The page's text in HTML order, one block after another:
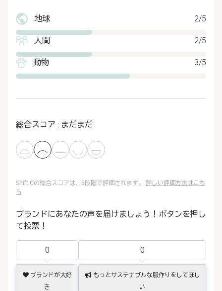
地球 2/5
人間 2/5
動物 3/5
総合スコア : まだまだ
Shift Cの総合スコアは、5段階で評価されます。 詳しい評価方法はこち
ら
ブランドにあなたの声を届けましょう！ボタンを押し
て投票！
0
ブランドが大好
き
0
もっとサステナブルな服作りをしてほし
い